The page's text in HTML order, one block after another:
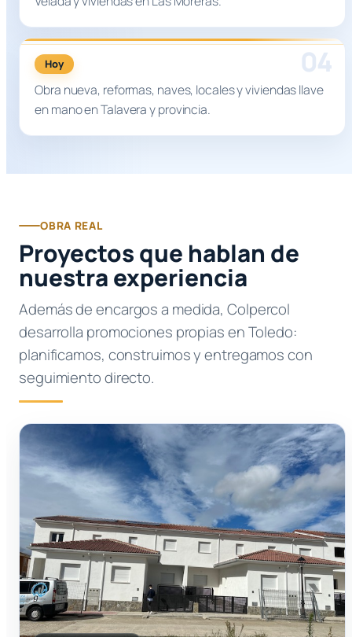
Hoy
Obra nueva, reformas, naves, locales y viviendas llave
en mano en Talavera y provincia.
OBRA REAL
Proyectos que hablan de
nuestra experiencia
Además de encargos a medida, Colpercol
desarrolla promociones propias en Toledo:
planificamos, construimos y entregamos con
seguimiento directo.